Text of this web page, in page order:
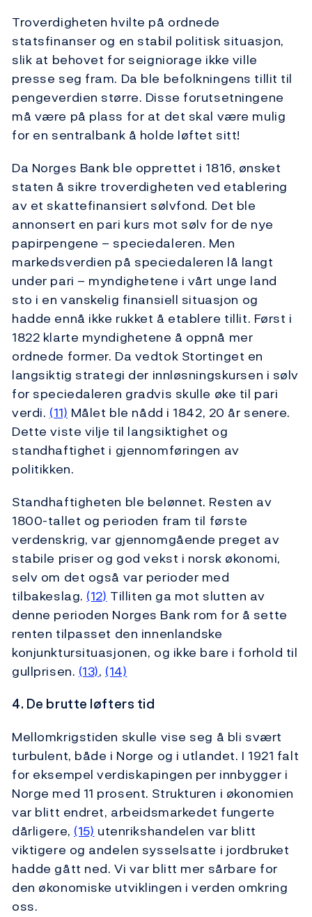
Troverdigheten hvilte på ordnede
statsfinanser og en stabil politisk situasjon,
slik at behovet for seigniorage ikke ville
presse seg fram. Da ble befolkningens tillit til
pengeverdien større. Disse forutsetningene
må være på plass for at det skal være mulig
for en sentralbank å holde løftet sitt!
Da Norges Bank ble opprettet i 1816, ønsket
staten å sikre troverdigheten ved etablering
av et skattefinansiert sølvfond. Det ble
annonsert en pari kurs mot sølv for de nye
papirpengene – speciedaleren. Men
markedsverdien på speciedaleren lå langt
under pari – myndighetene i vårt unge land
sto i en vanskelig finansiell situasjon og
hadde ennå ikke rukket å etablere tillit. Først i
1822 klarte myndighetene å oppnå mer
ordnede former. Da vedtok Stortinget en
langsiktig strategi der innløsningskursen i sølv
for speciedaleren gradvis skulle øke til pari
verdi. (11) Målet ble nådd i 1842, 20 år senere.
Dette viste vilje til langsiktighet og
standhaftighet i gjennomføringen av
politikken.
Standhaftigheten ble belønnet. Resten av
1800-tallet og perioden fram til første
verdenskrig, var gjennomgående preget av
stabile priser og god vekst i norsk økonomi,
selv om det også var perioder med
tilbakeslag. (12) Tilliten ga mot slutten av
denne perioden Norges Bank rom for å sette
renten tilpasset den innenlandske
konjunktursituasjonen, og ikke bare i forhold til
gullprisen. (13), (14)
4. De brutte løfters tid
Mellomkrigstiden skulle vise seg å bli svært
turbulent, både i Norge og i utlandet. I 1921 falt
for eksempel verdiskapingen per innbygger i
Norge med 11 prosent. Strukturen i økonomien
var blitt endret, arbeidsmarkedet fungerte
dårligere, (15) utenrikshandelen var blitt
viktigere og andelen sysselsatte i jordbruket
hadde gått ned. Vi var blitt mer sårbare for
den økonomiske utviklingen i verden omkring
oss.